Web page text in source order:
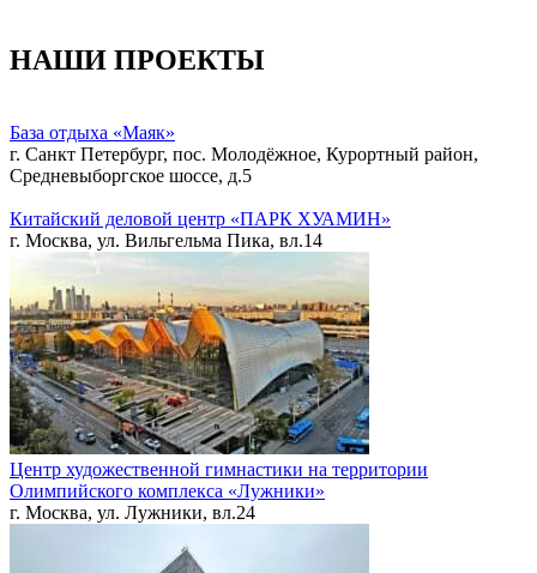
НАШИ ПРОЕКТЫ
База отдыха «Маяк»
г. Санкт Петербург, пос. Молодёжное, Курортный район,
Средневыборгское шоссе, д.5
Китайский деловой центр «ПАРК ХУАМИН»
г. Москва, ул. Вильгельма Пика, вл.14
Центр художественной гимнастики на территории
Олимпийского комплекса «Лужники»
г. Москва, ул. Лужники, вл.24